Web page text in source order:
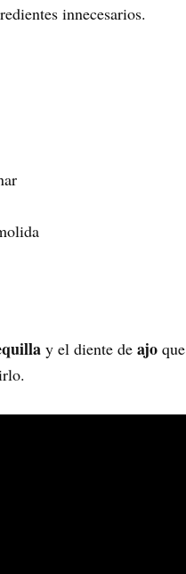
innecesarios.
y el diente de ajo